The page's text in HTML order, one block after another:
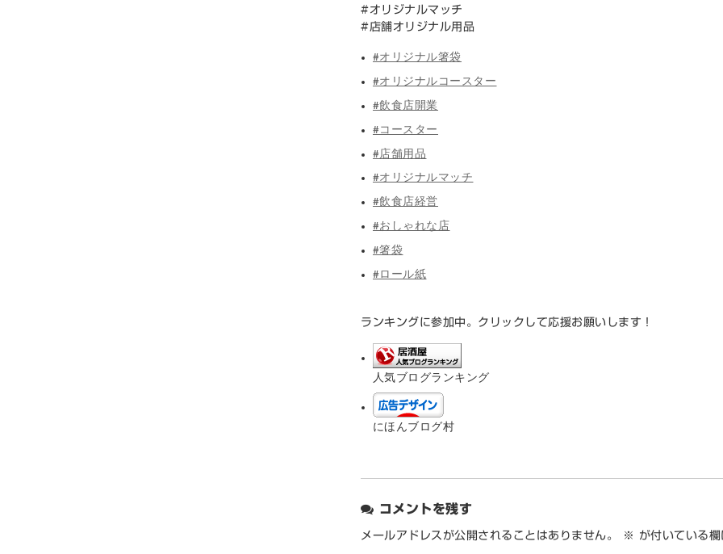
#オリジナルマッチ
#店舗オリジナル用品
#オリジナル箸袋
#オリジナルコースター
#飲食店開業
#コースター
#店舗用品
#オリジナルマッチ
#飲食店経営
#おしゃれな店
#箸袋
#ロール紙
ランキングに参加中。クリックして応援お願いします！
人気ブログランキング
にほんブログ村
コメントを残す
メールアドレスが公開されることはありません。 ※ が付いている